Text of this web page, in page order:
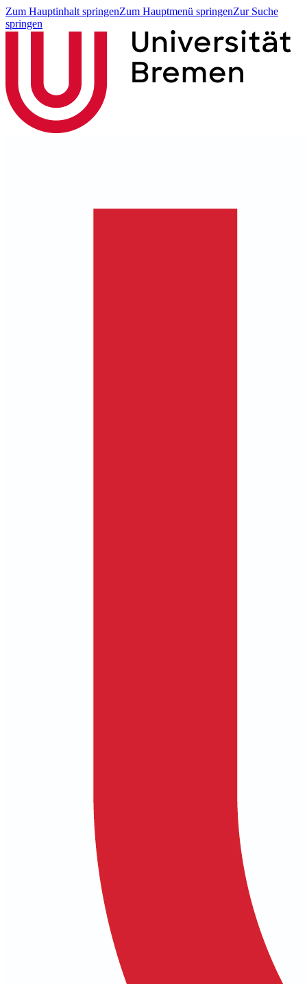
Zum Hauptinhalt springenZum Hauptmenü springenZur Suche
springen